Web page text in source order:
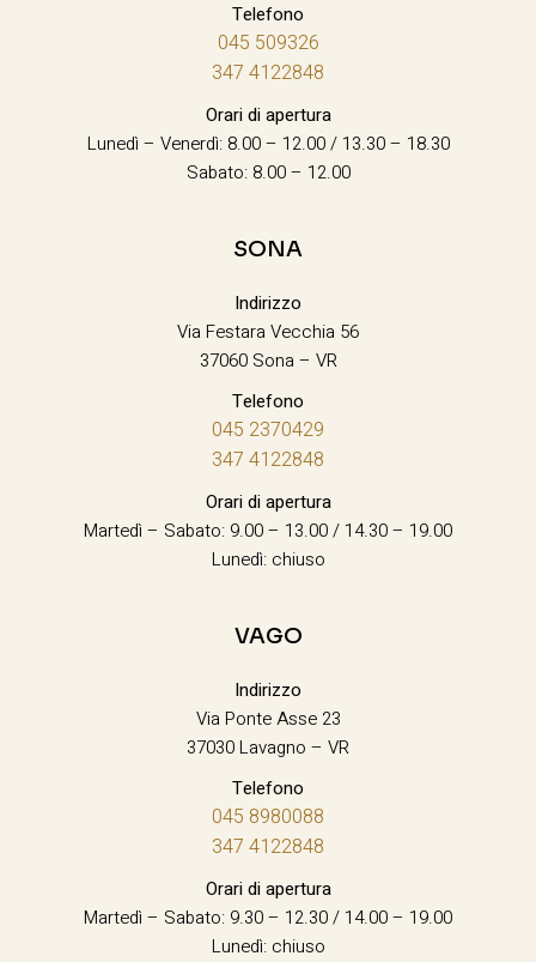
Telefono
045 509326
347 4122848
Orari di apertura
Lunedì – Venerdì: 8.00 – 12.00 / 13.30 – 18.30
Sabato: 8.00 – 12.00
SONA
Indirizzo
Via Festara Vecchia 56
37060 Sona – VR
Telefono
045 2370429
347 4122848
Orari di apertura
Martedì – Sabato: 9.00 – 13.00 / 14.30 – 19.00
Lunedì: chiuso
VAGO
Indirizzo
Via Ponte Asse 23
37030 Lavagno – VR
Telefono
045 8980088
347 4122848
Orari di apertura
Martedì – Sabato: 9.30 – 12.30 / 14.00 – 19.00
Lunedì: chiuso